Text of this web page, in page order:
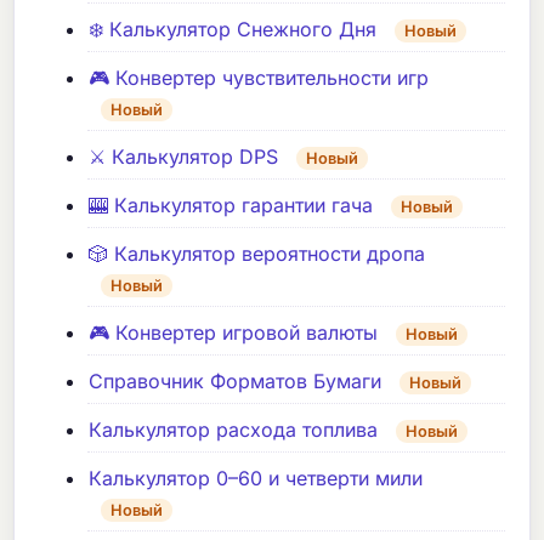
❄️ Калькулятор Снежного Дня Новый
🎮 Конвертер чувствительности игр
Новый
⚔️ Калькулятор DPS Новый
🎰 Калькулятор гарантии гача Новый
🎲 Калькулятор вероятности дропа
Новый
🎮 Конвертер игровой валюты Новый
Справочник Форматов Бумаги Новый
Калькулятор расхода топлива Новый
Калькулятор 0–60 и четверти мили
Новый